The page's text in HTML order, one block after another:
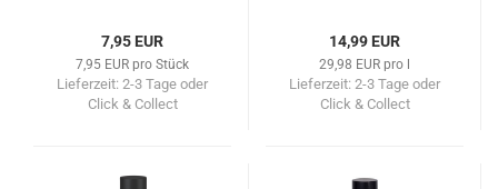
7,95 EUR
7,95 EUR pro Stück
Lieferzeit: 2-3 Tage oder
Click & Collect
14,99 EUR
29,98 EUR pro l
Lieferzeit: 2-3 Tage oder
Click & Collect